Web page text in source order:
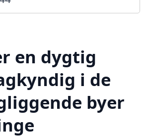
en dygtig
i de
byer